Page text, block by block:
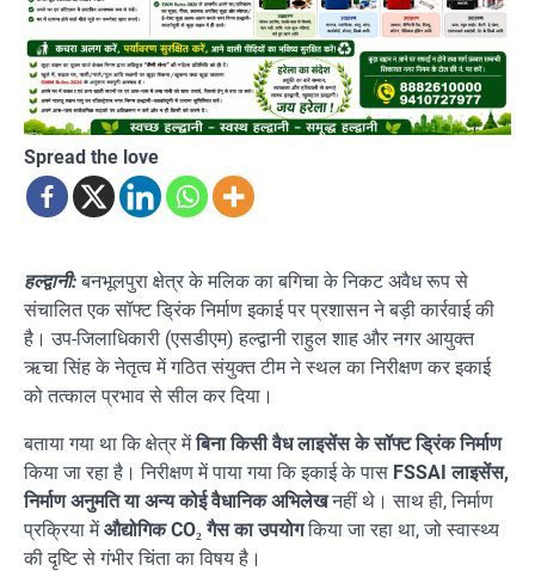
Spread the love
हल्द्वानी:बनभूलपुरा क्षेत्र के मलिक का बगिचा के निकट अवैध रूप से
संचालित एक सॉफ्ट ड्रिंक निर्माण इकाई पर प्रशासन ने बड़ी कार्रवाई की
है। उप-जिलाधिकारी (एसडीएम) हल्द्वानी राहुल शाह और नगर आयुक्त
ऋचा सिंह के नेतृत्व में गठित संयुक्त टीम ने स्थल का निरीक्षण कर इकाई
को तत्काल प्रभाव से सील कर दिया।
बताया गया था कि क्षेत्र मेंबिना किसी वैध लाइसेंस के सॉफ्ट ड्रिंक निर्माण
किया जा रहा है। निरीक्षण में पाया गया कि इकाई के पास FSSAI लाइसेंस,
निर्माण अनुमति या अन्य कोई वैधानिक अभिलेखनहीं थे। साथ ही, निर्माण
प्रक्रिया मेंऔद्योगिक CO₂ गैस का उपयोगकिया जा रहा था, जो स्वास्थ्य
की दृष्टि से गंभीर चिंता का विषय है।